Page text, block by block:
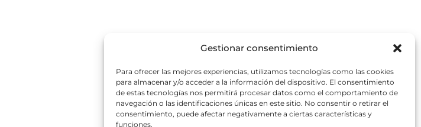
Gestionar consentimiento
Para ofrecer las mejores experiencias, utilizamos tecnologías como las cookies
para almacenar y/o acceder a la información del dispositivo. El consentimiento
de estas tecnologías nos permitirá procesar datos como el comportamiento de
navegación o las identificaciones únicas en este sitio. No consentir o retirar el
consentimiento, puede afectar negativamente a ciertas características y
funciones.